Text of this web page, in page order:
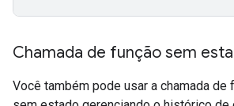
Chamada de função sem
Você também pode usar a chamada de